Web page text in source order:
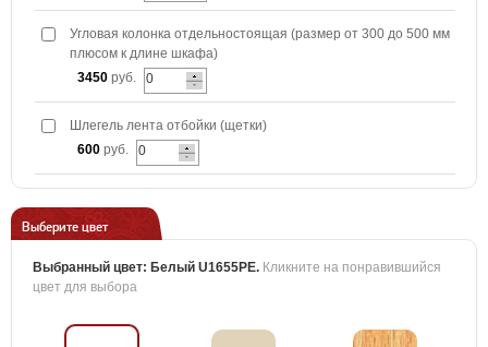
Угловая колонка отдельностоящая (размер от 300 до 500 мм
плюсом к длине шкафа)
3450 руб.
Шлегель лента отбойки (щетки)
600 руб.
Выберите цвет
Выбранный цвет: Белый U1655PE. Кликните на понравившийся
цвет для выбора